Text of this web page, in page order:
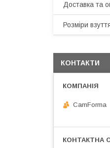
Доставка та
Розміри
КОНТАКТИ
CamForma